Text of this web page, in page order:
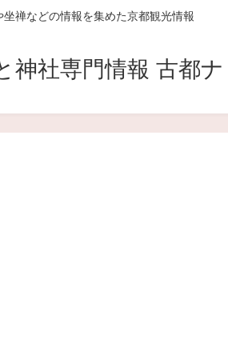
禅などの情報を集めた京都観光情報
神社専門情報 古都